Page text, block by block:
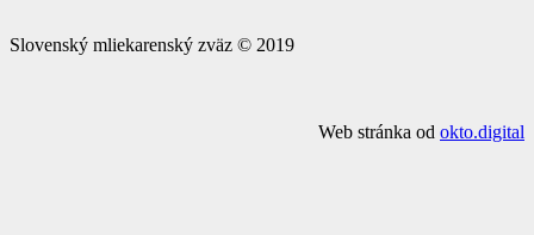
Slovenský mliekarenský zväz © 2019
Web stránka od okto.digital